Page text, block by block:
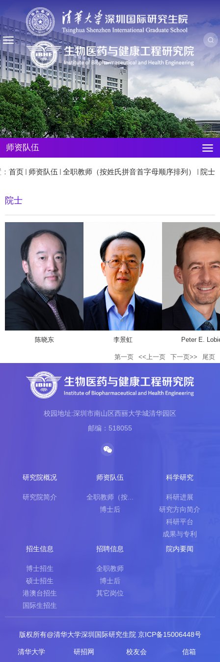
师资队伍
首页 师资队伍 全职教师（按姓氏拼音首字母顺序排列） 院士
院士
陈晓东 李景虹 Peter E.
第一页 <<上一页 下一页>> 尾页
校园地址:深圳市南山区西丽大学城清华园区
邮编：518055
研究院概况
研究院简介
师资队伍
全职教师（按...
博士后
科学研究
科研进展
研究方向简介
科研平台
成果与专利
招生信息
博士招生
硕士招生
港澳台招生
国际生招生
招聘信息
全职教师
博士后
其它岗位
院内要闻
版权所有@清华大学深圳国际研究生院 京ICP备15006448号
清华大学 研招网 校友会 信箱